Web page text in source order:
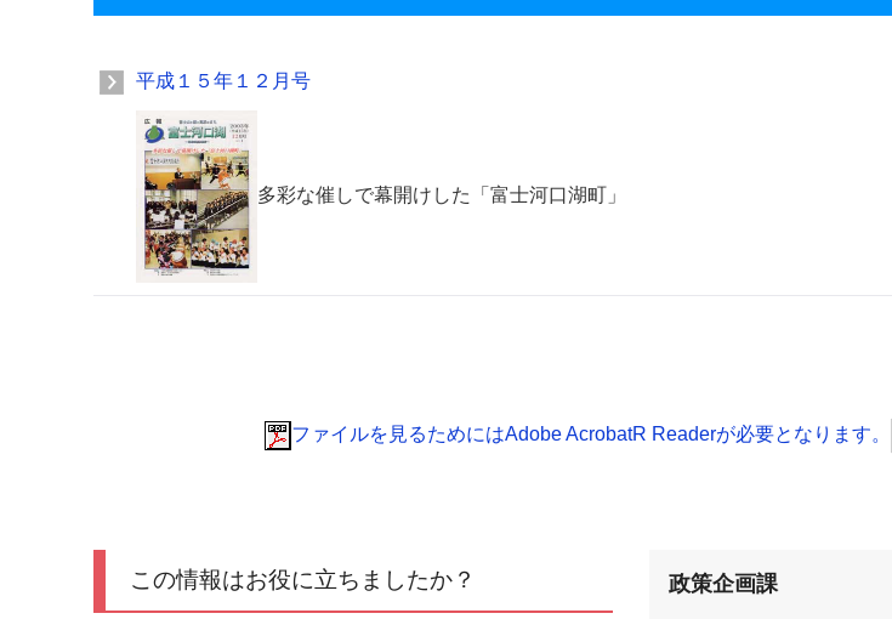
平成１５年１２月号
多彩な催しで幕開けした「富士河口湖町」
ファイルを見るためにはAdobe AcrobatR Readerが必要となります。
この情報はお役に立ちましたか？ 政策企画課